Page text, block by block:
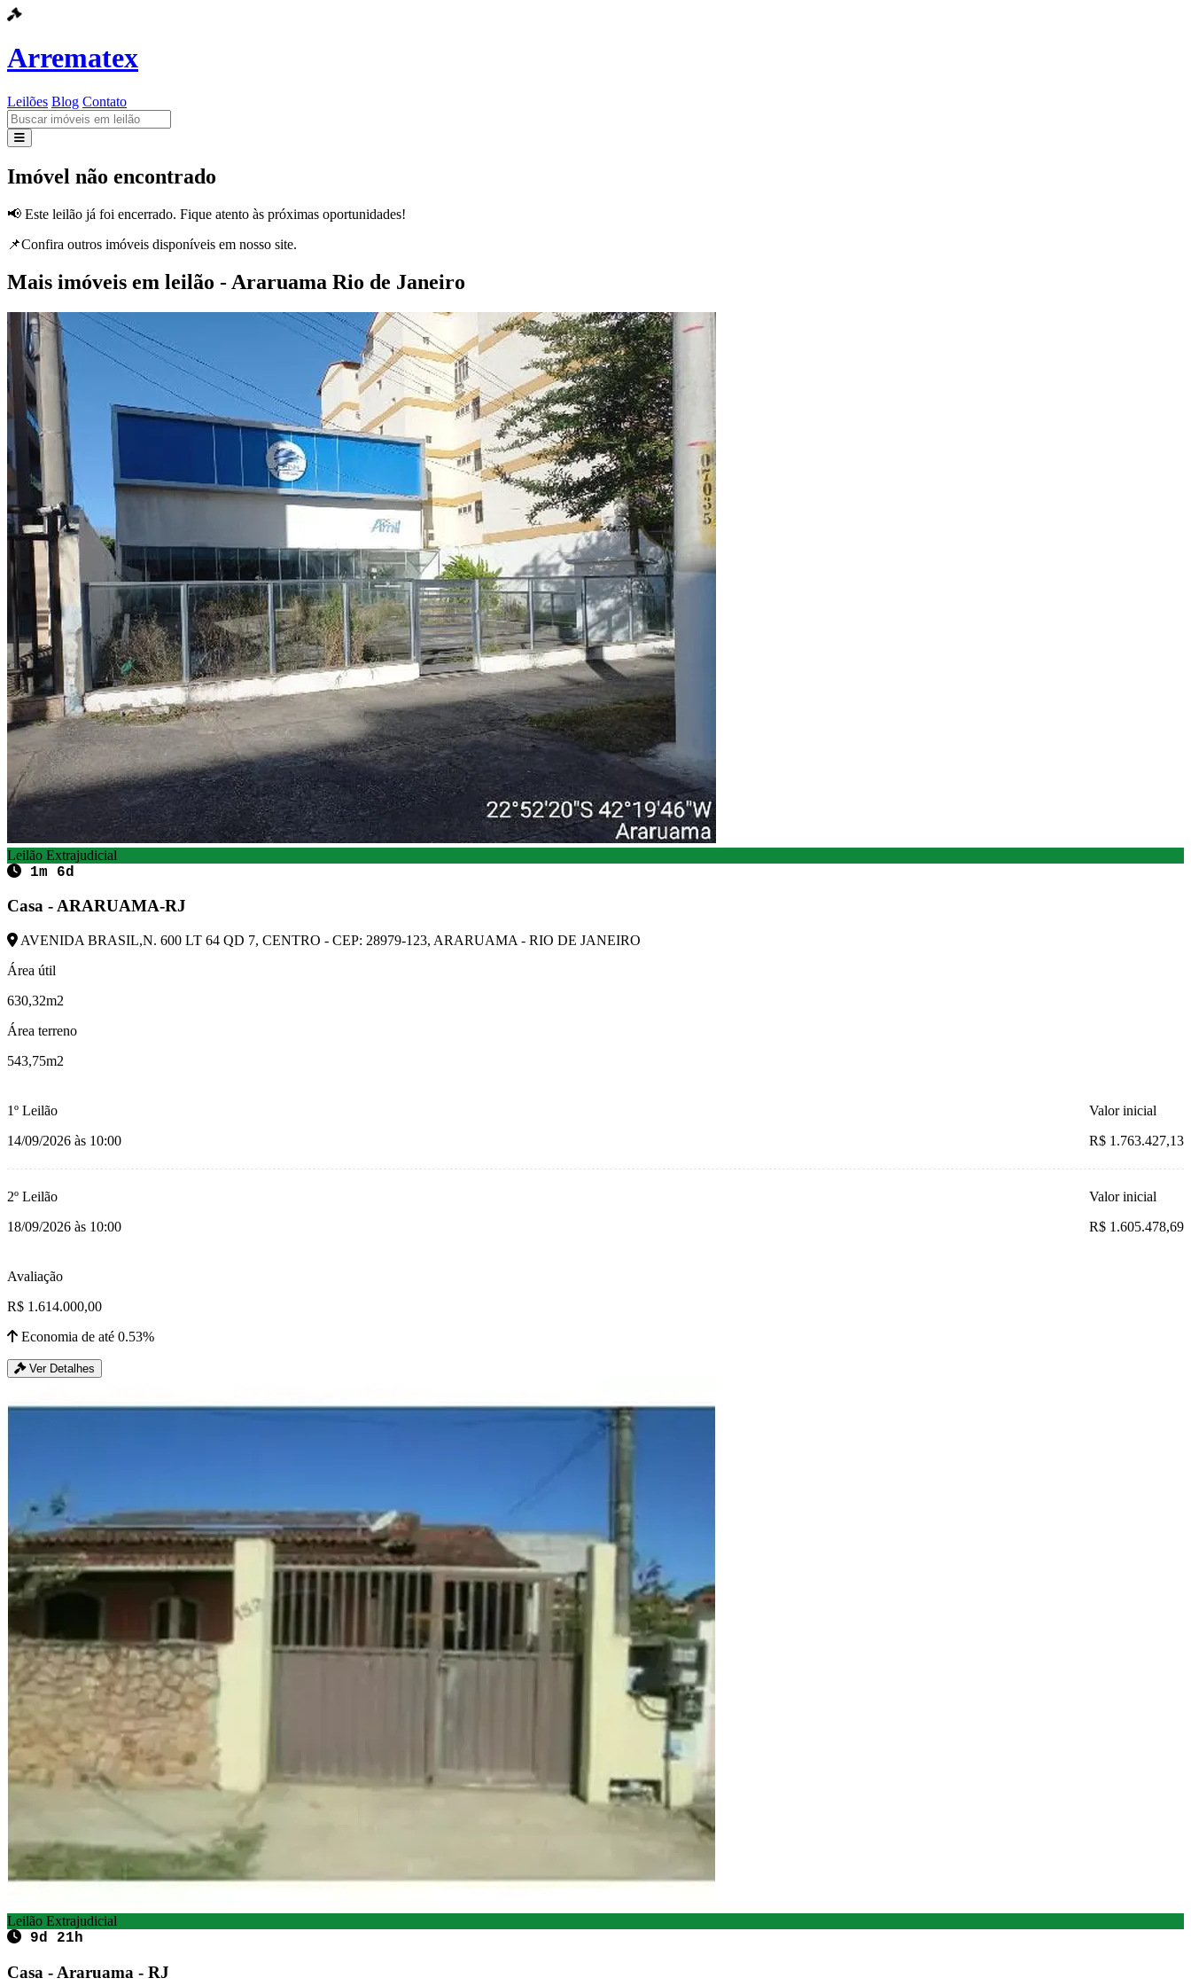
Arrematex
Leilões Blog Contato
Leilões
Contato
Imóvel não encontrado
📢 Este leilão já foi encerrado. Fique atento às próximas oportunidades!
📌Confira outros imóveis disponíveis em nosso site.
Mais imóveis em leilão - Araruama Rio de Janeiro
Leilão Extrajudicial
1m 6d
Casa - ARARUAMA-RJ
AVENIDA BRASIL,N. 600 LT 64 QD 7, CENTRO - CEP: 28979-123, ARARUAMA - RIO DE JANEIRO
Área útil
630,32m2
Área terreno
543,75m2
1º Leilão
14/09/2026 às 10:00
Valor inicial
R$ 1.763.427,13
2º Leilão
18/09/2026 às 10:00
Valor inicial
R$ 1.605.478,69
Avaliação
R$ 1.614.000,00
Economia de até 0.53%
Ver Detalhes
Leilão Extrajudicial
9d 21h
Casa - Araruama - RJ